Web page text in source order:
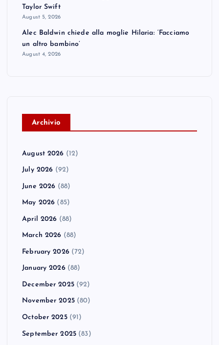
Taylor Swift
August 5, 2026
Alec Baldwin chiede alla moglie Hilaria: ‘Facciamo
un altro bambino’
August 4, 2026
Archivio
August 2026 (12)
July 2026 (92)
June 2026 (88)
May 2026 (85)
April 2026 (88)
March 2026 (88)
February 2026(72)
January 2026(88)
December 2025(92)
November 2025(80)
October 2025(91)
September 2025 (83)